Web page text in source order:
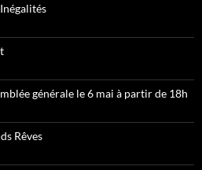
générale le 6 mai à partir de 18h
Rêves